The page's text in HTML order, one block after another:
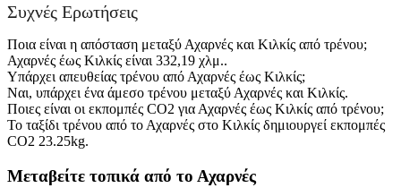
Συχνές Ερωτήσεις
Ποια είναι η απόσταση μεταξύ Αχαρνές και Κιλκίς από τρένου;
Αχαρνές έως Κιλκίς είναι 332,19 χλμ..
Υπάρχει απευθείας τρένου από Αχαρνές έως Κιλκίς;
Ναι, υπάρχει ένα άμεσο τρένου μεταξύ Αχαρνές και Κιλκίς.
Ποιες είναι οι εκπομπές CO2 για Αχαρνές έως Κιλκίς από τρένου;
Το ταξίδι τρένου από το Αχαρνές στο Κιλκίς δημιουργεί εκπομπές
CO2 23.25kg.
Μεταβείτε τοπικά από το Αχαρνές